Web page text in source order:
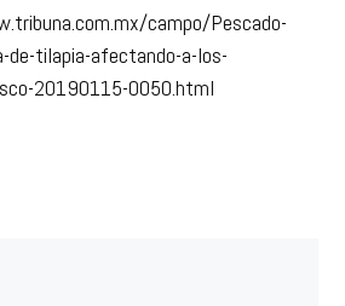
campo/Pescado-
de-tilapia-afectando-a-los-
20190115-0050.html